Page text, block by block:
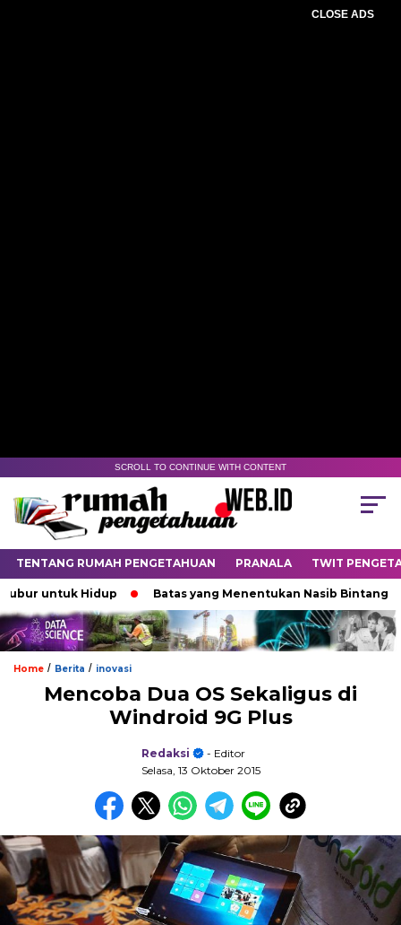
CLOSE ADS
SCROLL TO CONTINUE WITH CONTENT
TENTANG RUMAH PENGETAHUAN PRANALA TWIT
untuk Hidup Batas yang Menentukan Nasib Bintang
Home / Berita / inovasi
Mencoba Dua OS Sekaligus di
Windroid 9G Plus
Redaksi
- Editor
Selasa, 13 Oktober 2015